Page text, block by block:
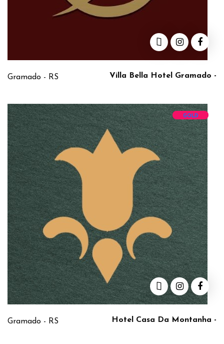
Villa Bella Hotel Gramado -
Gramado - RS
GOLD
Hotel Casa Da Montanha -
Gramado - RS